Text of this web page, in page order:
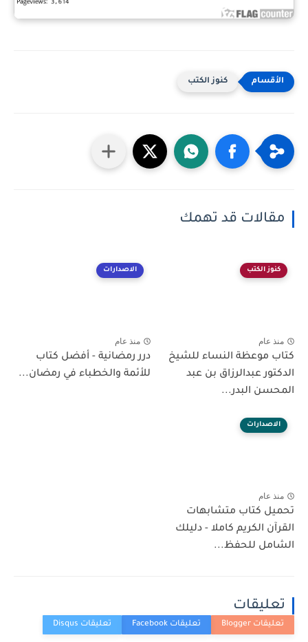
كنوز الكتب
مقالات قد تهمك
كنوز الكتب
منذ عام
كتاب موعظة النساء للشيخ
الدكتور عبدالرزاق بن عبد
المحسن البدر...
الاصدارات
منذ عام
درر رمضانية - أفضل كتاب
للأئمة والخطباء في رمضان...
الاصدارات
منذ عام
تحميل كتاب متشابهات
القرآن الكريم كاملا - دليلك
الشامل للحفظ...
تعليقات